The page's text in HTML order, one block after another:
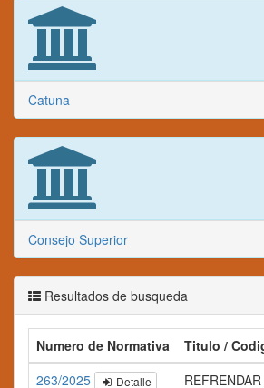
Catuna
Consejo Superior
Resultados de busqueda
Numero de Normativa
Titulo /
263/2025
Detalle